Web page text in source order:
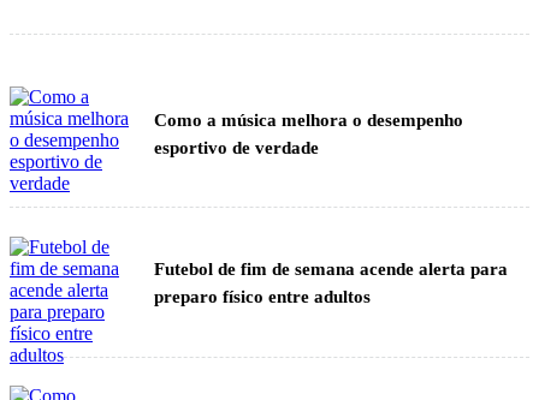
Como a música melhora o desempenho
esportivo de verdade
Futebol de fim de semana acende alerta para
preparo físico entre adultos